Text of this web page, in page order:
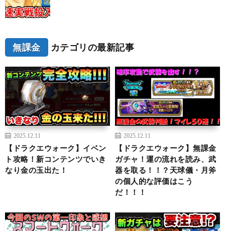
無課金 カテゴリの最新記事
2025.12.11
【ドラクエウォーク】イベン
ト攻略！新コンテンツでいき
なり金の玉出た！
2025.12.11
【ドラクエウォーク】無課金
ガチャ！運の流れを読み、武
器を取る！！？天球儀・月斧
の個人的な評価はこう
だ！！！